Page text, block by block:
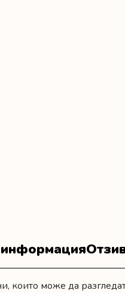
които може да